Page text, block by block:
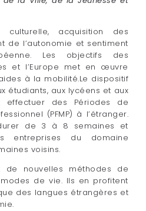
culturelle, acquisition des
de l’autonomie et sentiment
Les objectifs des
et l’Europe met en œuvre
à la mobilité.Le dispositif
étudiants, aux lycéens et aux
effectuer des Périodes de
(PFMP) à l’étranger.
de 3 à 8 semaines et
entreprises du domaine
voisins.
de nouvelles méthodes de
de vie. Ils en profitent
des langues étrangères et